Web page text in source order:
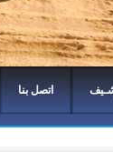
اتصل بنا